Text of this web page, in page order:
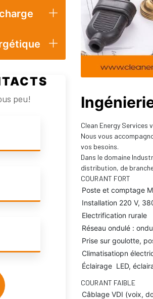
peu!
Clean Energy
Nous vous
vos besoins.
Dans le domaine
distribution, de
COURANT FORT
Poste et comptage
Installation 220 V,
Electrification rurale
Réseau ondulé :
Prise sur goulotte,
Climatisatiopn
Éclairage LED,
COURANT FAIBLE
Câblage VDI (voix,